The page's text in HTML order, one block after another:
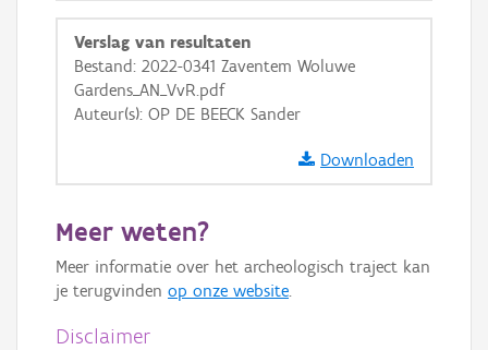
Basis Lagen
OSM-Basiskaart
GRB-Basiskaart
GRB-Basiskaart in grijswaarden
Verslag van resultaten
Bestand: 2022-0341 Zaventem Woluwe
Gardens_AN_VvR.pdf
Auteur(s): OP DE BEECK Sander
Downloaden
Meer weten?
Meer informatie over het archeologisch traject kan
je terugvinden op onze website.
Disclaimer